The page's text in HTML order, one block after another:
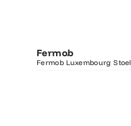
Fermob
Fermob Luxembourg Stoel